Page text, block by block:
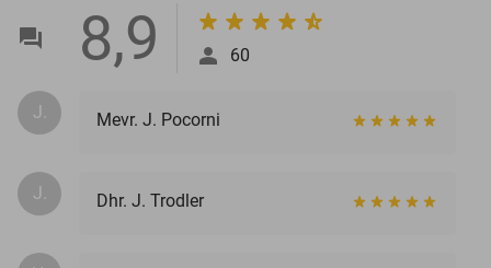
8,9 60
J. Mevr. J. Pocorni
J. Dhr. J. Trodler